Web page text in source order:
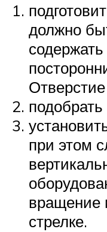
должно
при этом
вращение
стрелке.